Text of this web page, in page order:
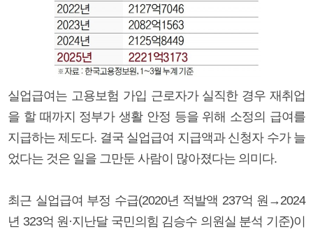
실업급여는 고용보험 가입 근로자가 실직한 경우 재취업
을 할 때까지 정부가 생활 안정 등을 위해 소정의 급여를
지급하는 제도다. 결국 실업급여 지급액과 신청자 수가 늘
었다는 것은 일을 그만둔 사람이 많아졌다는 의미다.
최근 실업급여 부정 수급(2020년 적발액 237억 원→2024
년 323억 원·지난달 국민의힘 김승수 의원실 분석 기준)이